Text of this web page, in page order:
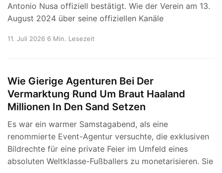
Antonio Nusa offiziell bestätigt. Wie der Verein am 13.
August 2024 über seine offiziellen Kanäle
11. Juli 2026 6 Min. Lesezeit
Wie Gierige Agenturen Bei Der
Vermarktung Rund Um Braut Haaland
Millionen In Den Sand Setzen
Es war ein warmer Samstagabend, als eine
renommierte Event-Agentur versuchte, die exklusiven
Bildrechte für eine private Feier im Umfeld eines
absoluten Weltklasse-Fußballers zu monetarisieren. Sie